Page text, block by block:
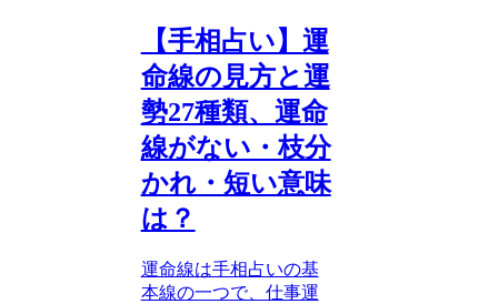
【手相占い】運
命線の見方と運
勢27種類、運命
線がない・枝分
かれ・短い意味
は？
運命線は手相占いの基
本線の一つで、仕事運